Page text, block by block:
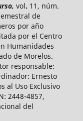
vol. 11, núm.
de
por año
por el Centro
Humanidades
de Morelos.
responsable:
Ernesto
al Uso Exclusivo
2448-4857,
del